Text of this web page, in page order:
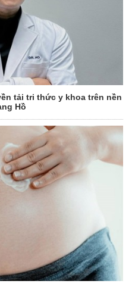
tải tri thức y khoa trên nền
Hồ